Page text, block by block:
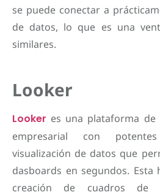
se puede conectar a
de datos, lo que es una
similares.
Looker
Looker es una plataforma de
empresarial con
visualización de datos que
dasboards en segundos.
creación de cuadros de